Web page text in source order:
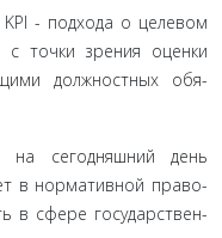
- подхода о целе­вом
точки зрения оценки
должностных обя­
на сегодняшний день
в нормативной право­
в сфере государствен­